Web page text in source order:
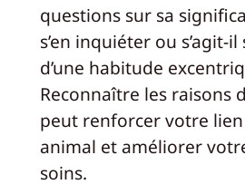
questions sur sa
s’en inquiéter ou s’agit-
d’une habitude
Reconnaître les raisons
peut renforcer votre
animal et améliorer
soins.